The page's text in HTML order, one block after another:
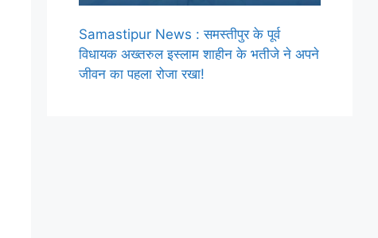
Samastipur News : समस्तीपुर के पूर्व
विधायक अख्तरुल इस्लाम शाहीन के भतीजे ने अपने
जीवन का पहला रोजा रखा!